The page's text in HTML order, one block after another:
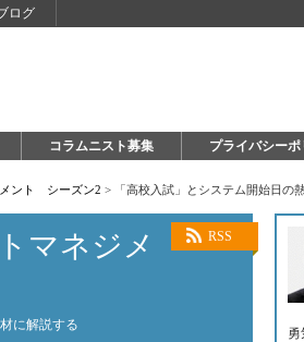
ログ
コラムニスト募集 プライバシーポ
メント シーズン2 > 「高校入試」とシステム開始日の
RSS
マネジメ
に解説する
勇